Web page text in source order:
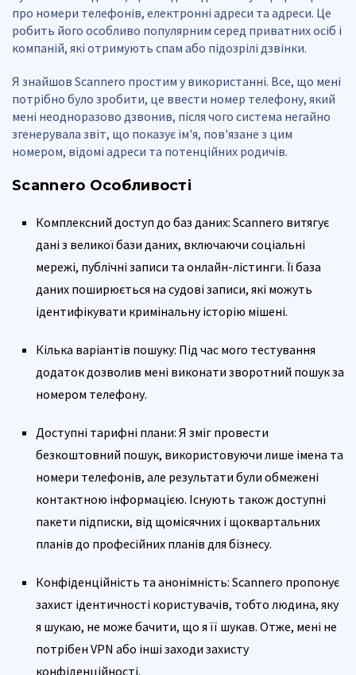
про номери телефонів, електронні адреси та адреси. Це
робить його особливо популярним серед приватних осіб і
компаній, які отримують спам або підозрілі дзвінки.
Я знайшов Scannero простим у використанні. Все, що мені
потрібно було зробити, це ввести номер телефону, який
мені неодноразово дзвонив, після чого система негайно
згенерувала звіт, що показує ім'я, пов'язане з цим
номером, відомі адреси та потенційних родичів.
Scannero Особливості
Комплексний доступ до баз даних: Scannero витягує
дані з великої бази даних, включаючи соціальні
мережі, публічні записи та онлайн-лістинги. Її база
даних поширюється на судові записи, які можуть
ідентифікувати кримінальну історію мішені.
Кілька варіантів пошуку: Під час мого тестування
додаток дозволив мені виконати зворотний пошук за
номером телефону.
Доступні тарифні плани: Я зміг провести
безкоштовний пошук, використовуючи лише імена та
номери телефонів, але результати були обмежені
контактною інформацією. Існують також доступні
пакети підписки, від щомісячних і щоквартальних
планів до професійних планів для бізнесу.
Конфіденційність та анонімність: Scannero пропонує
захист ідентичності користувачів, тобто людина, яку
я шукаю, не може бачити, що я її шукав. Отже, мені не
потрібен VPN або інші заходи захисту
конфіденційності.